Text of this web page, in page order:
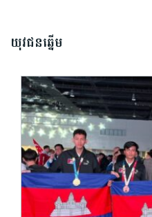
យុវជនឆ្នើម